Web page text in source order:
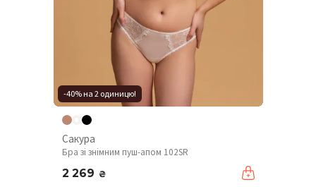
-40% на 2 одиницю!
Сакура
Бра зі знімним пуш-апом 102SR
2 269 ₴